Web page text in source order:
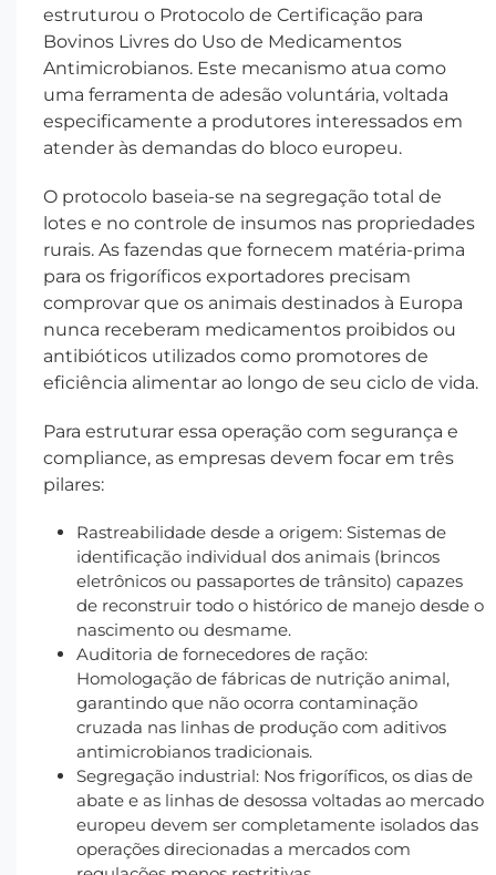
estruturou o Protocolo de Certificação para
Bovinos Livres do Uso de Medicamentos
Antimicrobianos. Este mecanismo atua como
uma ferramenta de adesão voluntária, voltada
especificamente a produtores interessados em
atender às demandas do bloco europeu.
O protocolo baseia-se na segregação total de
lotes e no controle de insumos nas propriedades
rurais. As fazendas que fornecem matéria-prima
para os frigoríficos exportadores precisam
comprovar que os animais destinados à Europa
nunca receberam medicamentos proibidos ou
antibióticos utilizados como promotores de
eficiência alimentar ao longo de seu ciclo de vida.
Para estruturar essa operação com segurança e
compliance, as empresas devem focar em três
pilares:
Rastreabilidade desde a origem: Sistemas de
identificação individual dos animais (brincos
eletrônicos ou passaportes de trânsito) capazes
de reconstruir todo o histórico de manejo desde o
nascimento ou desmame.
Auditoria de fornecedores de ração:
Homologação de fábricas de nutrição animal,
garantindo que não ocorra contaminação
cruzada nas linhas de produção com aditivos
antimicrobianos tradicionais.
Segregação industrial: Nos frigoríficos, os dias de
abate e as linhas de desossa voltadas ao mercado
europeu devem ser completamente isolados das
operações direcionadas a mercados com